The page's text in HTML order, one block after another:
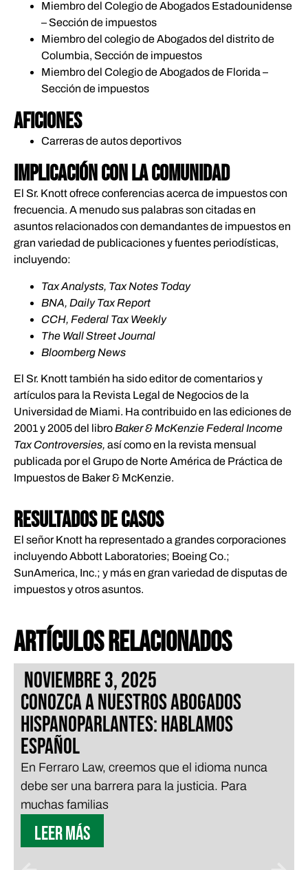
Miembro del Colegio de Abogados Estadounidense
– Sección de impuestos
Miembro del colegio de Abogados del distrito de
Columbia, Sección de impuestos
Miembro del Colegio de Abogados de Florida –
Sección de impuestos
AFICIONES
Carreras de autos deportivos
IMPLICACIÓN CON LA COMUNIDAD
El Sr. Knott ofrece conferencias acerca de impuestos con
frecuencia. A menudo sus palabras son citadas en
asuntos relacionados con demandantes de impuestos en
gran variedad de publicaciones y fuentes periodísticas,
incluyendo:
Tax Analysts, Tax Notes Today
BNA, Daily Tax Report
CCH, Federal Tax Weekly
The Wall Street Journal
Bloomberg News
El Sr. Knott también ha sido editor de comentarios y
artículos para la Revista Legal de Negocios de la
Universidad de Miami. Ha contribuido en las ediciones de
2001 y 2005 del libroBaker & McKenzie Federal Income
Tax Controversies, así como en la revista mensual
publicada por el Grupo de Norte América de Práctica de
Impuestos de Baker & McKenzie.
RESULTADOS DE CASOS
El señor Knott ha representado a grandes corporaciones
incluyendo Abbott Laboratories; Boeing Co.;
SunAmerica, Inc.; y más en gran variedad de disputas de
impuestos y otros asuntos.
ARTÍCULOS RELACIONADOS
noviembre 3, 2025
Conozca a nuestros abogados
hispanoparlantes: Hablamos
Español
En Ferraro Law, creemos que el idioma nunca
debe ser una barrera para la justicia. Para
muchas familias
Leer más